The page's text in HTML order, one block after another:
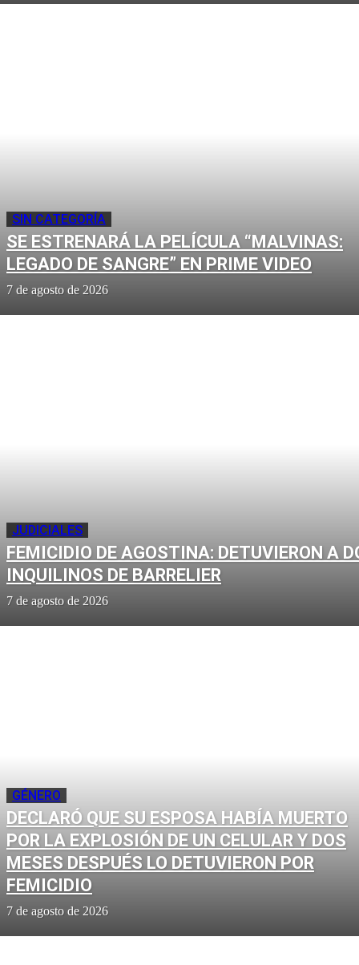
SIN CATEGORÍA
SE ESTRENARÁ LA PELÍCULA “MALVINAS:
LEGADO DE SANGRE” EN PRIME VIDEO
7 de agosto de 2026
JUDICIALES
FEMICIDIO DE AGOSTINA: DETUVIERON A
INQUILINOS DE BARRELIER
7 de agosto de 2026
GÉNERO
DECLARÓ QUE SU ESPOSA HABÍA MUERTO
POR LA EXPLOSIÓN DE UN CELULAR Y DOS
MESES DESPUÉS LO DETUVIERON POR
FEMICIDIO
7 de agosto de 2026